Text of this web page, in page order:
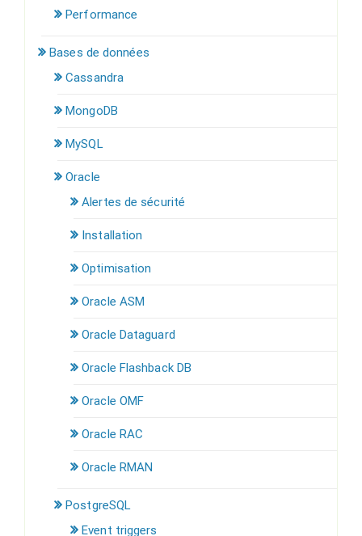
Performance
Bases de données
Cassandra
MongoDB
MySQL
Oracle
Alertes de sécurité
Installation
Optimisation
Oracle ASM
Oracle Dataguard
Oracle Flashback DB
Oracle OMF
Oracle RAC
Oracle RMAN
PostgreSQL
Event triggers